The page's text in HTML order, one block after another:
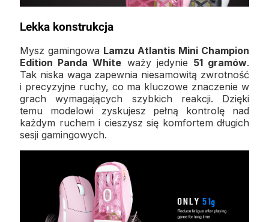
Lekka konstrukcja
Mysz gamingowa Lamzu Atlantis Mini Champion
Edition Panda White waży jedynie 51 gramów.
Tak niska waga zapewnia niesamowitą zwrotność
i precyzyjne ruchy, co ma kluczowe znaczenie w
grach wymagających szybkich reakcji. Dzięki
temu modelowi zyskujesz pełną kontrolę nad
każdym ruchem i cieszysz się komfortem długich
sesji gamingowych.